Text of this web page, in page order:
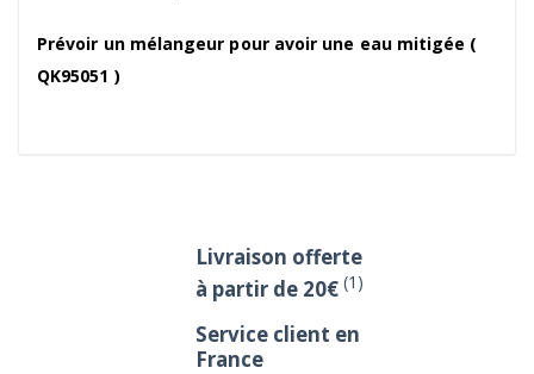
Prévoir un mélangeur pour avoir une eau mitigée (
QK95051 )
Livraison offerte
à partir de 20€ (1)
Service client en
France